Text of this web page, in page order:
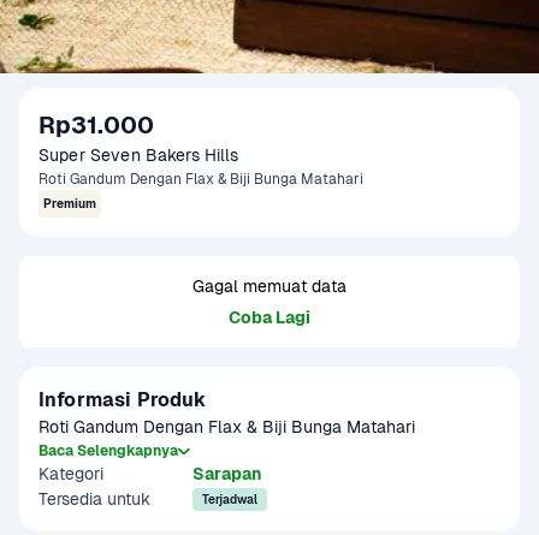
Rp31.000
Super Seven Bakers Hills
Roti Gandum Dengan Flax & Biji Bunga Matahari
Premium
Gagal memuat data
Coba Lagi
Informasi Produk
Roti Gandum Dengan Flax & Biji Bunga Matahari
Baca Selengkapnya
Kategori
Sarapan
Tersedia untuk
Terjadwal